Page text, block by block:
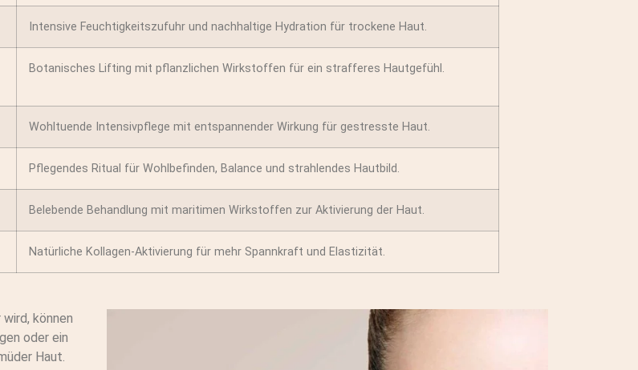
Intensive Feuchtigkeitszufuhr und nachhaltige Hydration für trockene Haut.
Botanisches Lifting mit pflanzlichen Wirkstoffen für ein strafferes Hautgefühl.
Wohltuende Intensivpflege mit entspannender Wirkung für gestresste Haut.
Pflegendes Ritual für Wohlbefinden, Balance und strahlendes Hautbild.
Belebende Behandlung mit maritimen Wirkstoffen zur Aktivierung der Haut.
Natürliche Kollagen-Aktivierung für mehr Spannkraft und Elastizität.
können
oder ein
Haut.